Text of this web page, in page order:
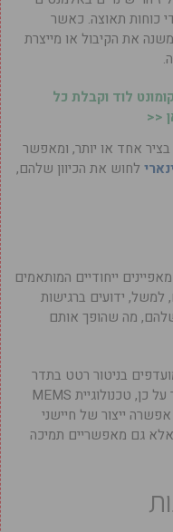
כוחות תאוצה. כאשר
את הקיבול או מייצרת
לוד וקבלת כל
<<
אחד או יותר, ומאפשר
לחוש את הכיוון שלהם,
ייחודיים המותאמים
למשל, ידועים ברגישות
מה שהופך אותם
בניטור רטט בתדר
גבוה בשל הטווח הדינמי הרחב שלהם. יתר על כן, טכנולוגיית MEMS
(Micro Electro Mechanical Systems) אפשרה ייצור של חיישני
גם מאפשריים תמיכה